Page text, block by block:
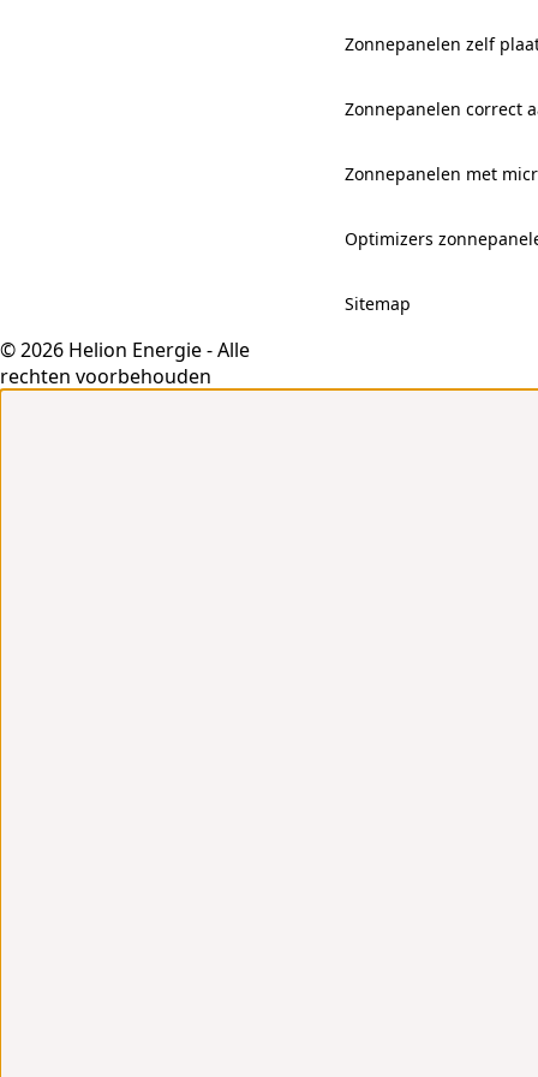
Zonnepanelen zelf
Zonnepanelen correct
Zonnepanelen met
Optimizers
Sitemap
© 2026 Helion Energie - Alle
rechten voorbehouden